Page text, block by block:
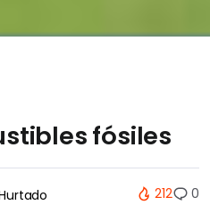
fósiles
212 0